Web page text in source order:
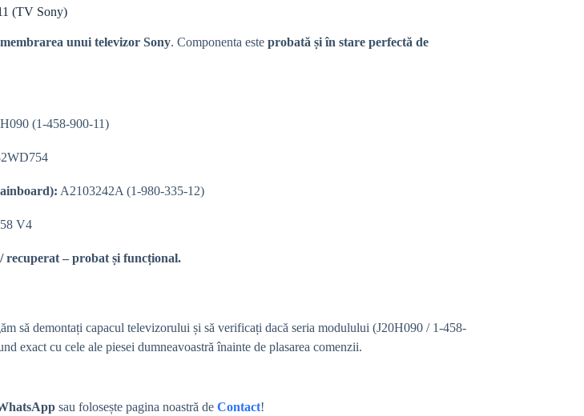
(TV Sony)
unui televizor Sony. Componenta este probată și în stare perfectă de
(1-458-900-11)
A2103242A (1-980-335-12)
V4
recuperat – probat și funcțional.
să demontați capacul televizorului și să verificați dacă seria modulului (J20H090 / 1-458-
exact cu cele ale piesei dumneavoastră înainte de plasarea comenzii.
sau folosește pagina noastră de Contact!